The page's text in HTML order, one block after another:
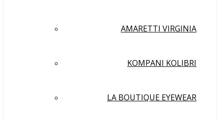
AMARETTI VIRGINIA
KOMPANI KOLIBRI
LA BOUTIQUE EYEWEAR